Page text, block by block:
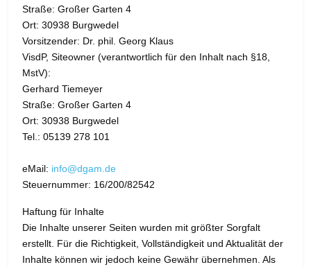
Straße: Großer Garten 4
Ort: 30938 Burgwedel
Vorsitzender: Dr. phil. Georg Klaus
VisdP, Siteowner (verantwortlich für den Inhalt nach §18,
MstV):
Gerhard Tiemeyer
Straße: Großer Garten 4
Ort: 30938 Burgwedel
Tel.: 05139 278 101
eMail: info@dgam.de
Steuernummer: 16/200/82542
Haftung für Inhalte
Die Inhalte unserer Seiten wurden mit größter Sorgfalt
erstellt. Für die Richtigkeit, Vollständigkeit und Aktualität der
Inhalte können wir jedoch keine Gewähr übernehmen. Als